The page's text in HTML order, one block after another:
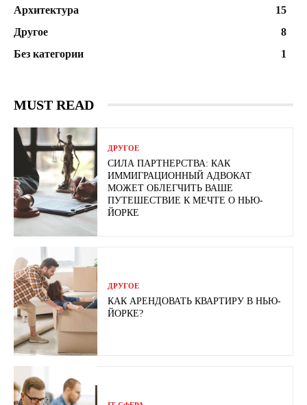
Архитектура
15
Другое
8
Без категории
1
MUST READ
ДРУГОЕ
СИЛА ПАРТНЕРСТВА: КАК
ИММИГРАЦИОННЫЙ АДВОКАТ
МОЖЕТ ОБЛЕГЧИТЬ ВАШЕ
ПУТЕШЕСТВИЕ К МЕЧТЕ О НЬЮ-
ЙОРКЕ
ДРУГОЕ
КАК АРЕНДОВАТЬ КВАРТИРУ В НЬЮ-
ЙОРКЕ?